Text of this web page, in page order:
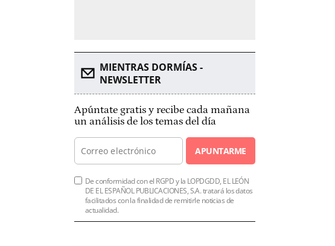
MIENTRAS DORMÍAS -
NEWSLETTER
Apúntate gratis y recibe cada mañana
un análisis de los temas del día
APUNTARME
De conformidad con el RGPD y la LOPDGDD, EL LEÓN
DE EL ESPAÑOL PUBLICACIONES, S.A. tratará los datos
facilitados con la finalidad de remitirle noticias de
actualidad.